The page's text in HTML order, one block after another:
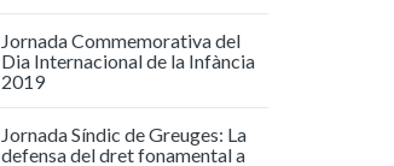
Jornada Commemorativa del
Dia Internacional de la Infància
2019
Jornada Síndic de Greuges: La
defensa del dret fonamental a